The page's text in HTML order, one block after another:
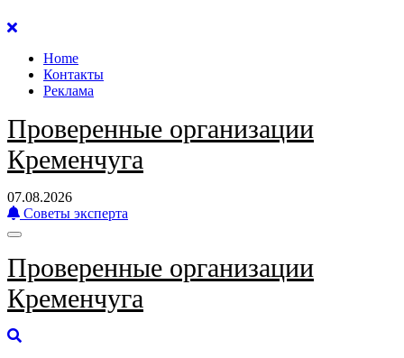
Перейти
содержанию
Home
Контакты
Реклама
Проверенные организации
Кременчуга
07.08.2026
Советы эксперта
Проверенные организации
Кременчуга